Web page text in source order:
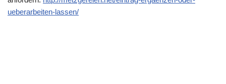
ueberarbeiten-lassen/